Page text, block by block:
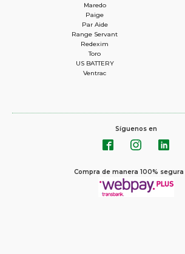
Maredo
Paige
Par Aide
Range Servant
Redexim
Toro
US BATTERY
Ventrac
Síguenos en
Compra de manera 100% segura